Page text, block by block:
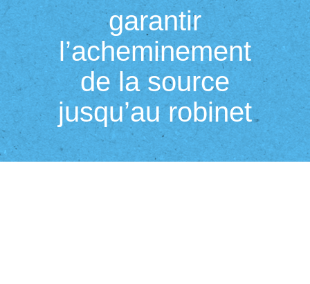
garantir
l’acheminement
de la source
jusqu’au robinet